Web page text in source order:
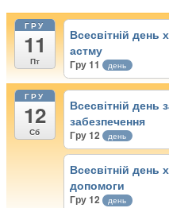
ГРУ
11
Пт
Всесвітній день
астму
Гру 11 день
ГРУ
12
Сб
Всесвітній день
забезпечення
Гру 12 день
Всесвітній день
допомоги
Гру 12 день